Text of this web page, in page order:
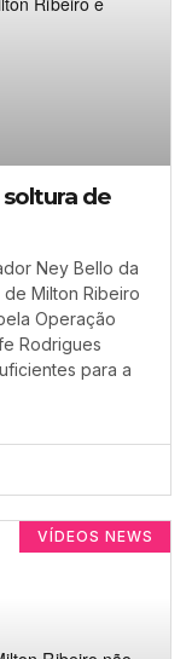
de
Ney Bello da
Milton Ribeiro
Operação
Rodrigues
para a
VÍDEOS NEWS